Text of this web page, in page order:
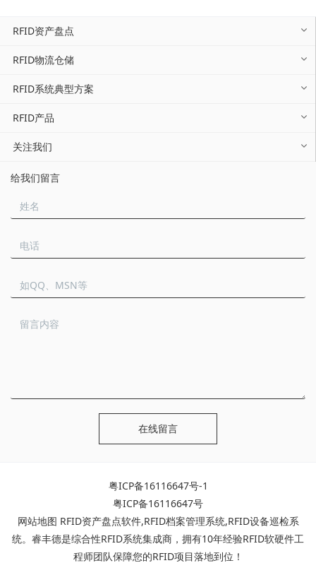
RFID资产盘点
RFID物流仓储
RFID系统典型方案
RFID产品
关注我们
给我们留言
在线留言
粤ICP备16116647号-1
粤ICP备16116647号
网站地图 RFID资产盘点软件,RFID档案管理系统,RFID设备巡检系
统。睿丰德是综合性RFID系统集成商，拥有10年经验RFID软硬件工
程师团队保障您的RFID项目落地到位！